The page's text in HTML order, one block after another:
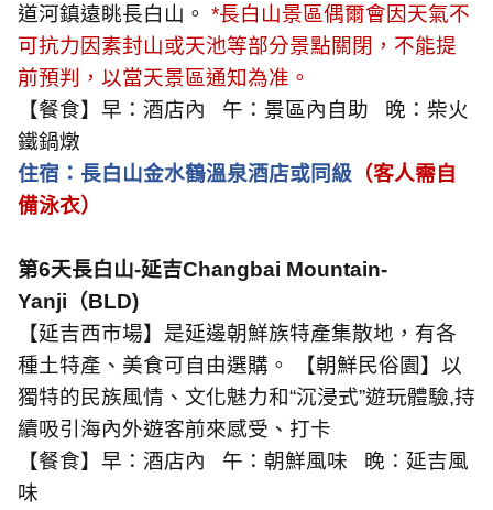
道河鎮遠眺長白山。 *長白山景區偶爾會因天氣不
可抗力因素封山或天池等部分景點關閉，不能提
前預判，以當天景區通知為准。
【餐食】早：酒店內
午：景區內自助
晚：柴火
鐵鍋燉
住宿：長白山金水鶴溫泉酒店或同級 （客人需自
備泳衣）
第6天長白山-延吉Changbai Mountain-
Yanji （BLD)
【延吉西市場】是延邊朝鮮族特產集散地，有各
種土特產、美食可自由選購。 【朝鮮民俗園】以
獨特的民族風情、文化魅力和“沉浸式”遊玩體驗,持
續吸引海內外遊客前來感受、打卡
【餐食】早：酒店內
午：朝鮮風味
晚：延吉風
味